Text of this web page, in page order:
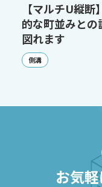
【マルチU縦断
的な町並みとの
図れます
側溝
お気